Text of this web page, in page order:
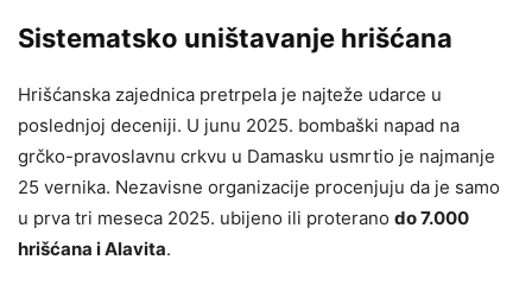
Sistematsko uništavanje hrišćana
Hrišćanska zajednica pretrpela je najteže udarce u
poslednjoj deceniji. U junu 2025. bombaški napad na
grčko-pravoslavnu crkvu u Damasku usmrtio je najmanje
25 vernika. Nezavisne organizacije procenjuju da je samo
u prva tri meseca 2025. ubijeno ili proterano do 7.000
hrišćana i Alavita.